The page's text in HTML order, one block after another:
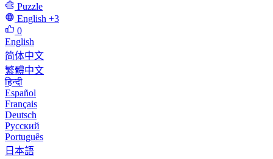
Puzzle
English +3
0
English
简体中文
繁體中文
हिन्दी
Español
Français
Deutsch
Русский
Português
日本語